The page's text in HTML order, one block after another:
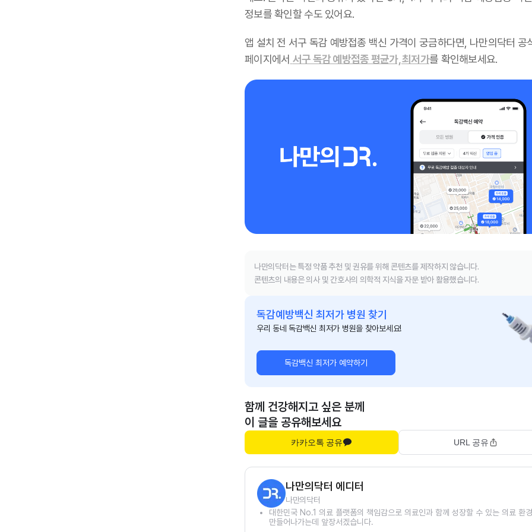
정보를 확인할 수도 있어요.
앱 설치 전 서구 독감 예방접종 백신 가격이 궁금하다면, 나만의닥터 공
페이지에서 서구 독감 예방접종 평균가, 최저가를 확인해보세요.
나만의닥터는 특정 약품 추천 및 권유를 위해 콘텐츠를 제작하지 않습니다.
콘텐츠의 내용은 의사 및 간호사의 의학적 지식을 자문 받아 활용했습니다.
독감예방백신 최저가 병원 찾기
우리 동네 독감백신 최저가 병원을 찾아보세요!
독감백신 최저가 예약하기
함께 건강해지고 싶은 분께
이 글을 공유해보세요
카카오톡 공유 URL 공유
나만의닥터 에디터
나만의닥터
대한민국 No.1 의료 플랫폼의 책임감으로 의료인과 함께 성장할 수 있는 의료 환
만들어나가는데 앞장서겠습니다.